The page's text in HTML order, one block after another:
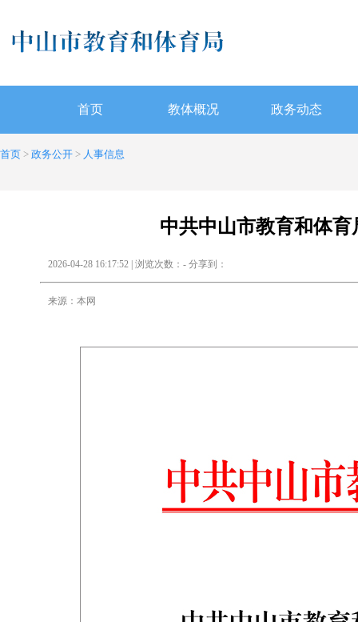
首页 教体概况 政务动态
首页 > 政务公开 > 人事信息
中共中山市教育和体
2026-04-28 16:17:52 | 浏览次数： - 分享到：
来源：本网